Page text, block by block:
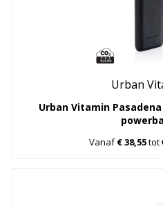
Urban
Urban Vitamin Pasadena
Vanaf€ 38,55tot